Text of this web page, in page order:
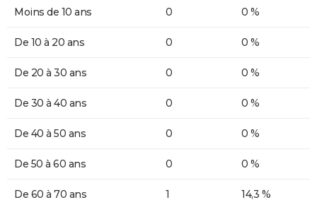
Moins de 10 ans 0 0 %
De 10 à 20 ans 0 0 %
De 20 à 30 ans 0 0 %
De 30 à 40 ans 0 0 %
De 40 à 50 ans 0 0 %
De 50 à 60 ans 0 0 %
De 60 à 70 ans 1 14,3 %